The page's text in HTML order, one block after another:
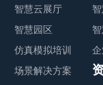
智慧云展厅
智慧园区
仿真模拟培训
场景解决方案